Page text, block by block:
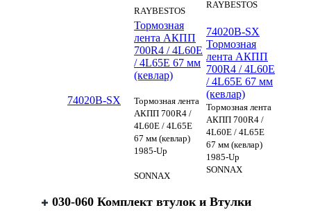
RAYBESTOS
RAYBESTOS
74020B-SX
Тормозная
лента АКПП
700R4 / 4L60E
/ 4L65E 67 мм
(кевлар)
Тормозная лента
АКПП 700R4 /
4L60E / 4L65E
67 мм (кевлар)
1985-Up
SONNAX
74020B-SX
Тормозная
лента АКПП
700R4 / 4L60E
/ 4L65E 67 мм
(кевлар)
Тормозная лента
АКПП 700R4 /
4L60E / 4L65E
67 мм (кевлар)
1985-Up
SONNAX
030-060 Комплект втулок и Втулки